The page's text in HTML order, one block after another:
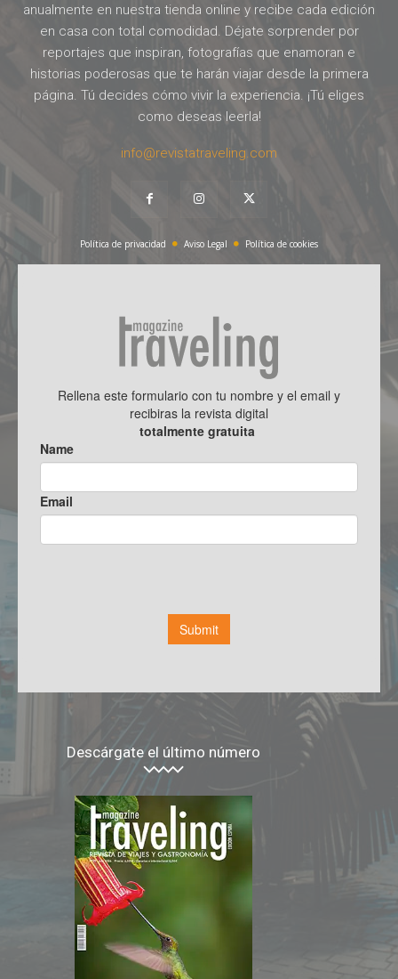
anualmente en nuestra tienda online y recibe cada edición
en casa con total comodidad. Déjate sorprender por
reportajes que inspiran, fotografías que enamoran e
historias poderosas que te harán viajar desde la primera
página. Tú decides cómo vivir la experiencia. ¡Tú eliges
como deseas leerla!
info@revistatraveling.com
Política de privacidad Aviso Legal Política de cookies
Descárgate el último número